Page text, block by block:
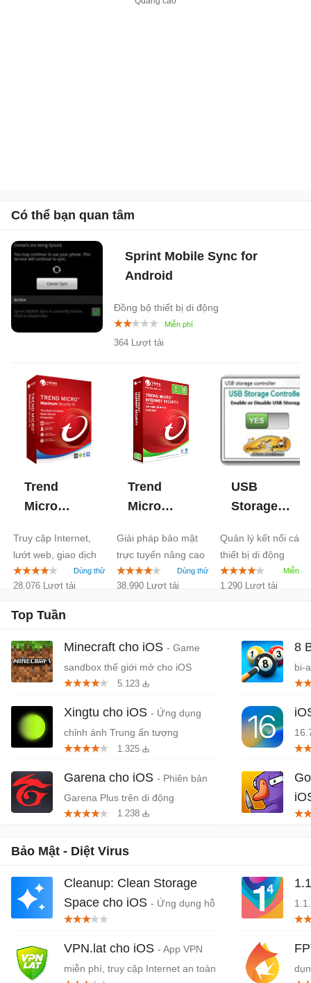
Có thể bạn quan tâm
Sprint Mobile Sync for
Android
Đồng bộ thiết bị di động
364 Lượt tải
Trend
Micro
Security
17.9
Truy cập Internet,
lướt web, giao dịch
online an toàn
28.076 Lượt tải
Trend
Micro
Security
17.9
Giải pháp bảo mật
trực tuyến nâng cao
38.990 Lượt tải
USB
Storage
2.0
Quản lý kết nối các
thiết bị di động
1.290 Lượt tải
Top Tuần
Minecraft cho iOS - Game
sandbox thế giới mở cho iOS
5.123
Xingtu cho iOS - Ứng dụng
chỉnh ảnh Trung ấn tượng
1.325
Garena cho iOS - Phiên bản
Garena Plus trên di động
1.238
8
bi-
Bảo Mật - Diệt Virus
Cleanup: Clean Storage
Space cho iOS - Ứng dụng hỗ
trợ giải phóng dung lượng bộ nhớ
VPN.lat cho iOS - App VPN
miễn phí, truy cập Internet an toàn